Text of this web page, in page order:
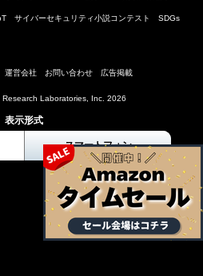
サイバーセキュリティ小説コンテスト SDGs
運営会社 お問い合わせ 広告掲載
Research Laboratories, Inc. 2026
表示形式
スマートフォン